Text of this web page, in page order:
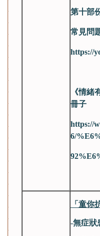
第十部
常見問
https://
《情緒
冊子
https://
6/
「童你
-無症狀